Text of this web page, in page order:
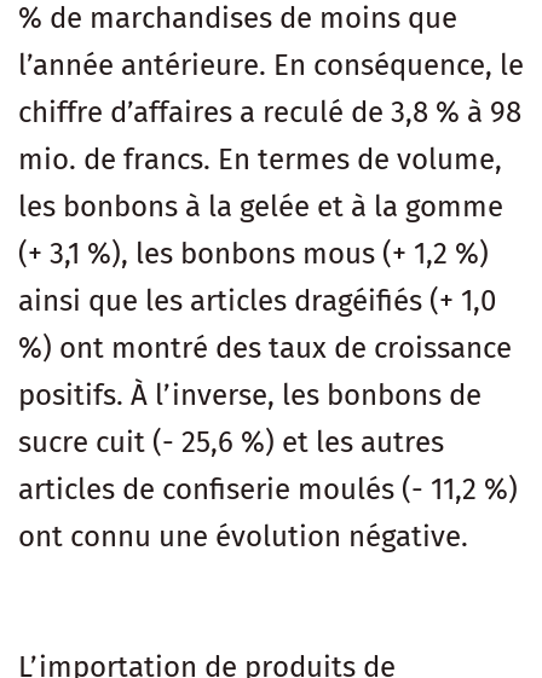
% de marchandises de moins que
l’année antérieure. En conséquence, le
chiffre d’affaires a reculé de 3,8 % à 98
mio. de francs. En termes de volume,
les bonbons à la gelée et à la gomme
(+ 3,1 %), les bonbons mous (+ 1,2 %)
ainsi que les articles dragéifiés (+ 1,0
%) ont montré des taux de croissance
positifs. À l’inverse, les bonbons de
sucre cuit (- 25,6 %) et les autres
articles de confiserie moulés (- 11,2 %)
ont connu une évolution négative.
L’importation de produits de